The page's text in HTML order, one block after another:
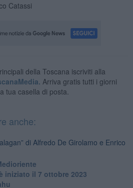
Catassi
della Toscana iscriviti alla
Arriva gratis tutti i giorni
tua casella di posta.
anche:
di Alfredo De Girolamo e Enrico
iniziato il 7 ottobre 2023